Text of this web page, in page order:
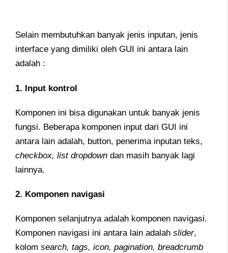
Selain membutuhkan banyak jenis inputan, jenis
interface yang dimiliki oleh GUI ini antara lain
adalah :
1. Input kontrol
Komponen ini bisa digunakan untuk banyak jenis
fungsi. Beberapa komponen input dari GUI ini
antara lain adalah, button, penerima inputan teks,
checkbox, list dropdown dan masih banyak lagi
lainnya.
2. Komponen navigasi
Komponen selanjutnya adalah komponen navigasi.
Komponen navigasi ini antara lain adalah slider,
kolom search, tags, icon, pagination, breadcrumb